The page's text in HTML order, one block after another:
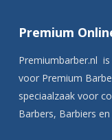
Premium
Premiumbarber.nl
voor Premium
speciaalzaak voor
Barbers, Barbiers